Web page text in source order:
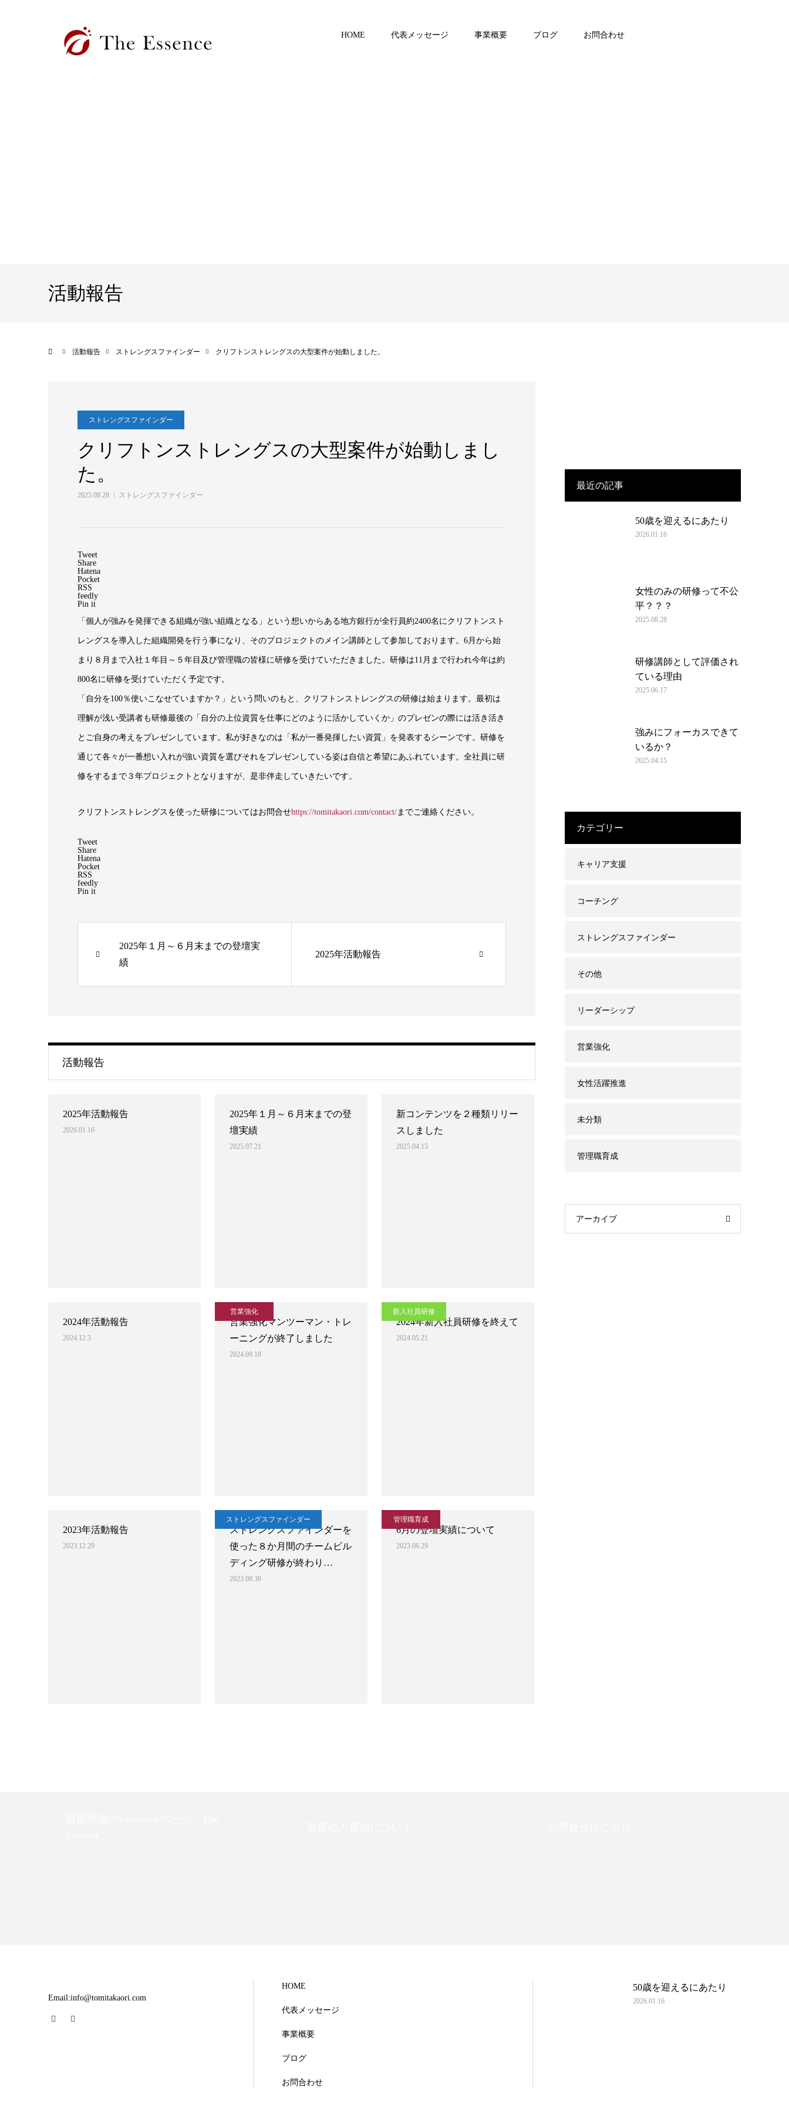
HOME 代表メッセージ 事業概要 ブログ お問合わせ
活動報告
活動報告 ストレングスファインダー クリフトンストレングスの大型案件が始動しました。
ストレングスファインダー
クリフトンストレングスの大型案件が始動しまし
た。
2025.08.28 ストレングスファインダー
Tweet
Share
Hatena
Pocket
RSS
feedly
Pin it
「個人が強みを発揮できる組織が強い組織となる」という想いからある地方銀行が全行員約2400名にクリフトンスト
レングスを導入した組織開発を行う事になり、そのプロジェクトのメイン講師として参加しております。6月から始
まり８月まで入社１年目～５年目及び管理職の皆様に研修を受けていただきました。研修は11月まで行われ今年は約
800名に研修を受けていただく予定です。
「自分を100％使いこなせていますか？」という問いのもと、クリフトンストレングスの研修は始まります。最初は
理解が浅い受講者も研修最後の「自分の上位資質を仕事にどのように活かしていくか」のプレゼンの際には活き活き
とご自身の考えをプレゼンしています。私が好きなのは「私が一番発揮したい資質」を発表するシーンです。研修を
通じて各々が一番想い入れが強い資質を選びそれをプレゼンしている姿は自信と希望にあふれています。全社員に研
修をするまで３年プロジェクトとなりますが、是非伴走していきたいです。
クリフトンストレングスを使った研修についてはお問合せhttps://tomitakaori.com/contact/までご連絡ください。
Tweet
Share
Hatena
Pocket
RSS
feedly
Pin it
2025年１月～６月末までの登壇実
績
2025年活動報告
活動報告
2025年活動報告
2026.01.16
2025年１月～６月末までの登
壇実績
2025.07.21
新コンテンツを２種類リリー
スしました
2025.04.15
2024年活動報告
2024.12.3
営業強化
営業強化マンツーマン・トレ
ーニングが終了しました
2024.09.18
新入社員研修
2024年新入社員研修を終えて
2024.05.21
2023年活動報告
2023.12.29
ストレングスファインダー
ストレングスファインダーを
使った８か月間のチームビル
ディング研修が終わり…
2023.08.30
管理職育成
6月の登壇実績について
2023.06.29
最近の記事
50歳を迎えるにあたり
2026.01.16
女性のみの研修って不公
平？？？
2025.08.28
研修講師として評価され
ている理由
2025.06.17
強みにフォーカスできて
いるか？
2025.04.15
カテゴリー
キャリア支援
コーチング
ストレングスファインダー
その他
リーダーシップ
営業強化
女性活躍推進
未分類
管理職育成
アーカイブ
Email:info@tomitakaori.com
HOME
代表メッセージ
事業概要
ブログ
お問合わせ
50歳を迎えるにあたり
2026.01.16